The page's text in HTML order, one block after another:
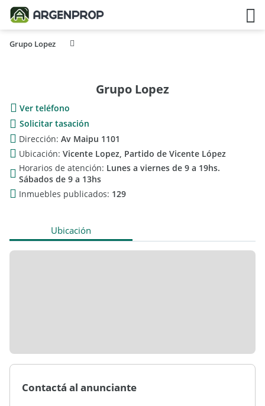
Grupo Lopez
Grupo Lopez
Ver teléfono
Solicitar tasación
Dirección: Av Maipu 1101
Ubicación: Vicente Lopez, Partido de Vicente López
Horarios de atención: Lunes a viernes de 9 a 19hs.
Sábados de 9 a 13hs
Inmuebles publicados: 129
Ubicación
Contactá al anunciante